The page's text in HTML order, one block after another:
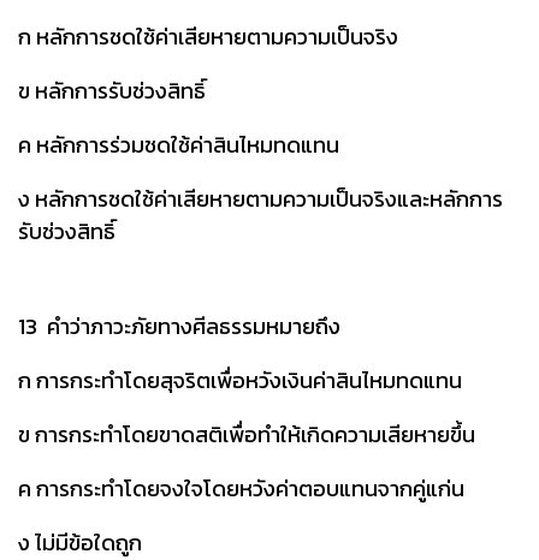
ก หลักการชดใช้ค่าเสียหายตามความเป็นจริง
ข หลักการรับช่วงสิทธิ์
ค หลักการร่วมชดใช้ค่าสินไหมทดแทน
ง หลักการชดใช้ค่าเสียหายตามความเป็นจริงและหลักการ
รับช่วงสิทธิ์
13 คำว่าภาวะภัยทางศีลธรรมหมายถึง
ก การกระทำโดยสุจริตเพื่อหวังเงินค่าสินไหมทดแทน
ข การกระทำโดยขาดสติเพื่อทำให้เกิดความเสียหายขึ้น
ค การกระทำโดยจงใจโดยหวังค่าตอบแทนจากคู่แก่น
ง ไม่มีข้อใดถูก